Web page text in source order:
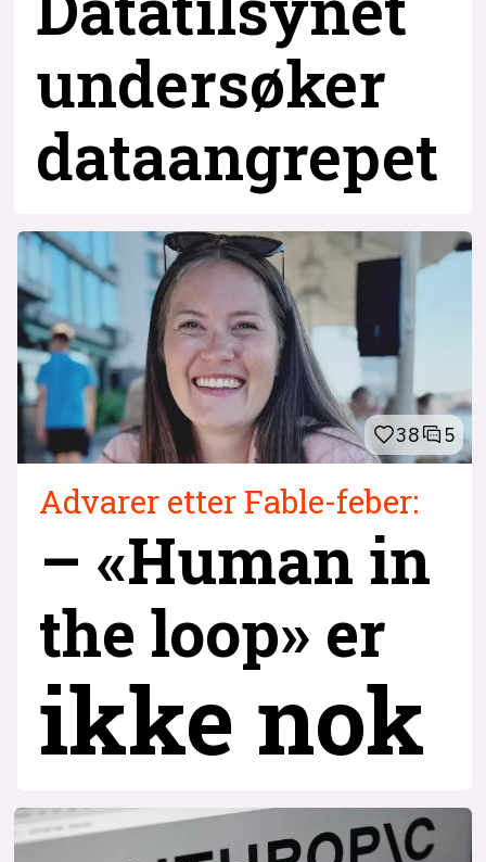
undersøker
dataangrepet
38 5
Advarer etter Fable-feber:
– «Human in
the loop» er
ikke nok